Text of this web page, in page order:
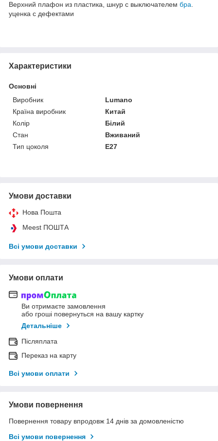
Верхний плафон из пластика, шнур с выключателем бра.
уценка с дефектами
Характеристики
Основні
Виробник
Lumano
Країна виробник
Китай
Колір
Білий
Стан
Вживаний
Тип цоколя
E27
Умови доставки
Нова Пошта
Meest ПОШТА
Всі умови доставки
Умови оплати
Ви отримаєте замовлення
або гроші повернуться на вашу картку
Детальніше
Післяплата
Переказ на карту
Всі умови оплати
Умови повернення
Повернення товару впродовж 14 днів за домовленістю
Всі умови повернення